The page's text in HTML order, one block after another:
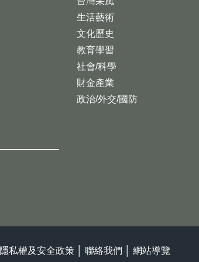
生活藝術
文化歷史
教育學習
社會/科學
財金產業
政治/外交/國防
隱私權及安全政策 聯絡我們 網站導覽